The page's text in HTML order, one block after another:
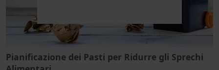
Pianificazione dei Pasti per Ridurre gli Sprechi